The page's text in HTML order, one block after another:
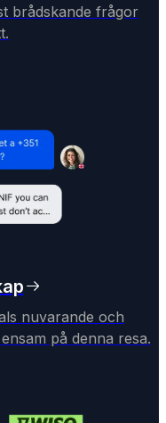
brådskande frågor
nuvarande och
på denna resa.